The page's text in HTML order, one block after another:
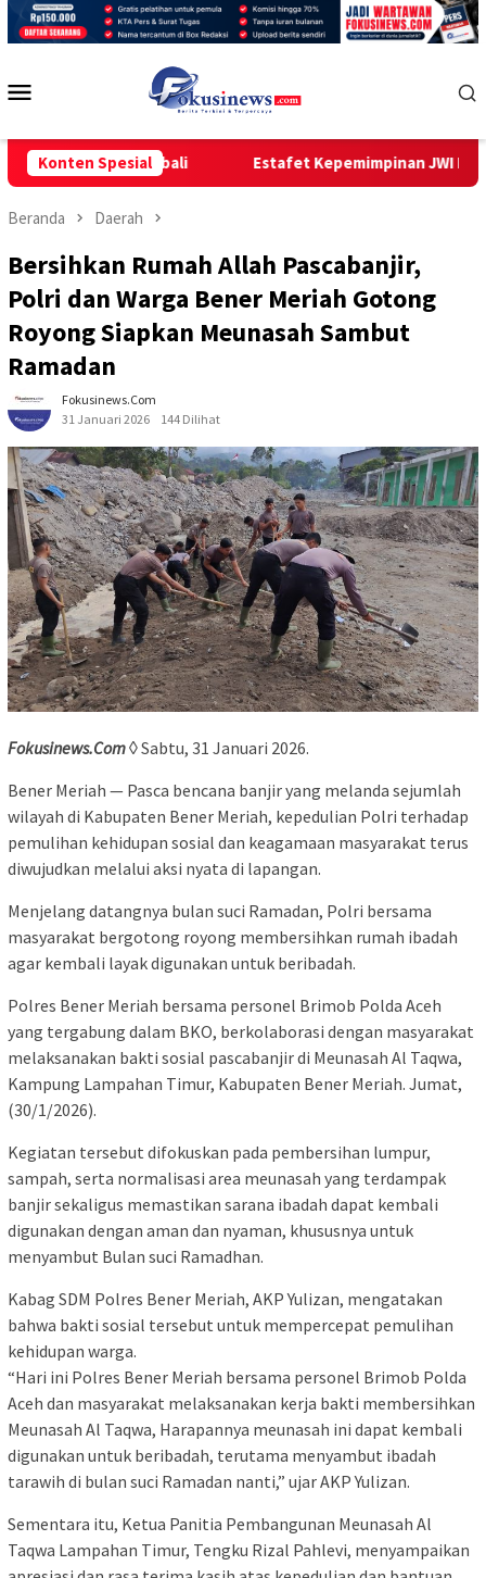
Loncat
Konten Spesial
Kembali Estafet Kepemimpinan JWI Resmi Berlanjut:
Beranda Daerah
Bersihkan Rumah Allah Pascabanjir,
Polri dan Warga Bener Meriah Gotong
Royong Siapkan Meunasah Sambut
Ramadan
Fokusinews.com
31 Januari 2026
144 Dilihat
Fokusinews.Com◊ Sabtu, 31 Januari 2026.
Bener Meriah — Pasca bencana banjir yang melanda sejumlah
wilayah di Kabupaten Bener Meriah, kepedulian Polri terhadap
pemulihan kehidupan sosial dan keagamaan masyarakat terus
diwujudkan melalui aksi nyata di lapangan.
Menjelang datangnya bulan suci Ramadan, Polri bersama
masyarakat bergotong royong membersihkan rumah ibadah
agar kembali layak digunakan untuk beribadah.
Polres Bener Meriah bersama personel Brimob Polda Aceh
yang tergabung dalam BKO, berkolaborasi dengan masyarakat
melaksanakan bakti sosial pascabanjir di Meunasah Al Taqwa,
Kampung Lampahan Timur, Kabupaten Bener Meriah. Jumat,
(30/1/2026).
Kegiatan tersebut difokuskan pada pembersihan lumpur,
sampah, serta normalisasi area meunasah yang terdampak
banjir sekaligus memastikan sarana ibadah dapat kembali
digunakan dengan aman dan nyaman, khususnya untuk
menyambut Bulan suci Ramadhan.
Kabag SDM Polres Bener Meriah, AKP Yulizan, mengatakan
bahwa bakti sosial tersebut untuk mempercepat pemulihan
kehidupan warga.
“Hari ini Polres Bener Meriah bersama personel Brimob Polda
Aceh dan masyarakat melaksanakan kerja bakti membersihkan
Meunasah Al Taqwa, Harapannya meunasah ini dapat kembali
digunakan untuk beribadah, terutama menyambut ibadah
tarawih di bulan suci Ramadan nanti,” ujar AKP Yulizan.
Sementara itu, Ketua Panitia Pembangunan Meunasah Al
Taqwa Lampahan Timur, Tengku Rizal Pahlevi, menyampaikan